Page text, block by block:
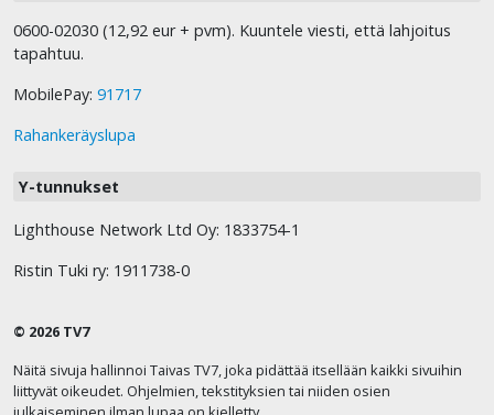
0600-02030 (12,92 eur + pvm). Kuuntele viesti, että lahjoitus
tapahtuu.
MobilePay: 91717
Rahankeräyslupa
Y-tunnukset
Lighthouse Network Ltd Oy: 1833754-1
Ristin Tuki ry: 1911738-0
© 2026 TV7
Näitä sivuja hallinnoi Taivas TV7, joka pidättää itsellään kaikki sivuihin
liittyvät oikeudet. Ohjelmien, tekstityksien tai niiden osien